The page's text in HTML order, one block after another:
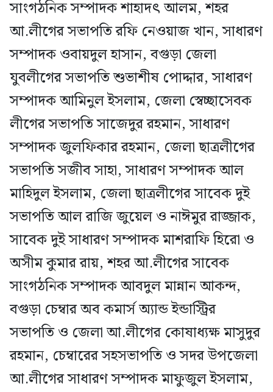
সাংগঠনিক সম্পাদক শাহাদৎ আলম, শহর
আ.লীগের সভাপতি রফি নেওয়াজ খান, সাধারণ
সম্পাদক ওবায়দুল হাসান, বগুড়া জেলা
যুবলীগের সভাপতি শুভাশীষ পোদ্দার, সাধারণ
সম্পাদক আমিনুল ইসলাম, জেলা স্বেচ্ছাসেবক
লীগের সভাপতি সাজেদুর রহমান, সাধারণ
সম্পাদক জুলফিকার রহমান, জেলা ছাত্রলীগের
সভাপতি সজীব সাহা, সাধারণ সম্পাদক আল
মাহিদুল ইসলাম, জেলা ছাত্রলীগের সাবেক দুই
সভাপতি আল রাজি জুয়েল ও নাঈমুর রাজ্জাক,
সাবেক দুই সাধারণ সম্পাদক মাশরাফি হিরো ও
অসীম কুমার রায়, শহর আ.লীগের সাবেক
সাংগঠনিক সম্পাদক আবদুল মান্নান আকন্দ,
বগুড়া চেম্বার অব কমার্স অ্যান্ড ইন্ডাস্ট্রির
সভাপতি ও জেলা আ.লীগের কোষাধ্যক্ষ মাসুদুর
রহমান, চেম্বারের সহসভাপতি ও সদর উপজেলা
আ.লীগের সাধারণ সম্পাদক মাফুজুল ইসলাম,